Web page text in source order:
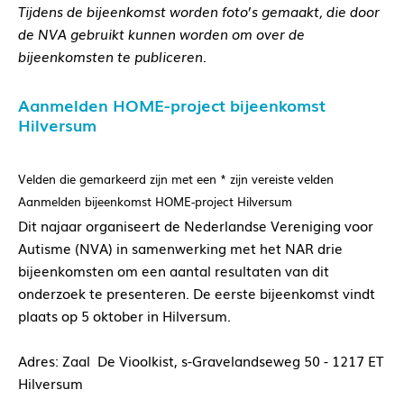
Tijdens de bijeenkomst worden foto’s gemaakt, die door
de NVA gebruikt kunnen worden om over de
bijeenkomsten te publiceren.
Aanmelden HOME-project bijeenkomst
Hilversum
Velden die gemarkeerd zijn met een * zijn vereiste velden
Aanmelden bijeenkomst HOME-project Hilversum
Dit najaar organiseert de Nederlandse Vereniging voor
Autisme (NVA) in samenwerking met het NAR drie
bijeenkomsten om een aantal resultaten van dit
onderzoek te presenteren. De eerste bijeenkomst vindt
plaats op 5 oktober in Hilversum.
Adres: Zaal De Vioolkist, s-Gravelandseweg 50 - 1217 ET
Hilversum